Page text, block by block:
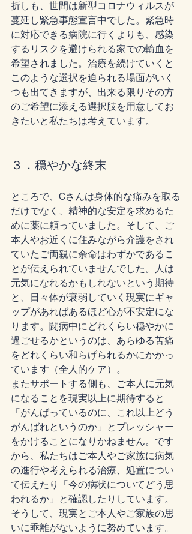
折しも、世間は新型コロナウィルスが
蔓延し緊急事態宣言中でした。緊急時
に対応できる病院に行くよりも、感染
するリスクを避けられる家での輸血を
希望されました。治療を続けていくと
このような選択を迫られる場面がいく
つも出てきますが、出来る限りその方
のご希望に添える選択肢を用意してお
きたいと私たちは考えています。
３．穏やかな終末
ところで、Cさんは身体的な痛みを取る
だけでなく、精神的な安定を求めるた
めに薬に頼っていました。そして、ご
本人やお近くに住みながら介護をされ
ていたご両親に余命はわずかであるこ
とが伝えられていませんでした。人は
元気になれるかもしれないという期待
と、日々体が衰弱していく現実にギャ
ップがあればあるほど心が不安定にな
ります。闘病中にどれくらい穏やかに
過ごせるかというのは、あらゆる苦痛
をどれくらい和らげられるかにかかっ
ています（全人的ケア）。
またサポートする側も、ご本人に元気
になることを現実以上に期待すると
「がんばっているのに、これ以上どう
がんばれというのか」とプレッシャー
をかけることになりかねません。です
から、私たちはご本人やご家族に病気
の進行や考えられる治療、処置につい
て伝えたり「今の病状についてどう思
われるか」と確認したりしています。
そうして、現実とご本人やご家族の思
いに乖離がないように努めています。